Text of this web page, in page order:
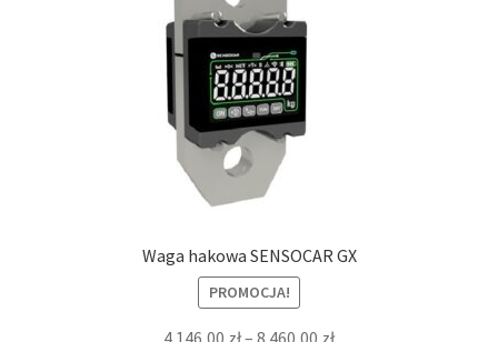
Waga hakowa SENSOCAR GX
PROMOCJA!
Zakres